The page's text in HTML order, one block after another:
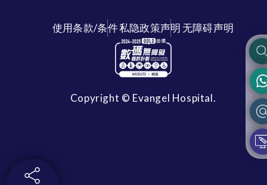
使用条款/条件私隐政策声明无障碍声明
Copyright © Evangel Hospital.